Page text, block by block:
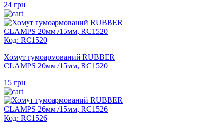
24 грн
Код: RC1520
Хомут гумоармований RUBBER
CLAMPS 20мм /15мм, RC1520
15 грн
Код: RC1526